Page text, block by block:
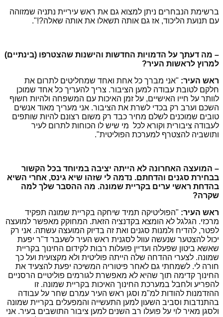
ברשימת הנבחרים ניתן למצוא גם את ראש עיריית נתניה שמזוהה
עם תנועת הליכוד, אז גם אותה תשאלו את אותה שאלה?!".
– מה דעתך על הדמויות החדשות והישנות שהצטרפו (בינתיים)
למרוץ לראשות העיר?
ראש העיר: "אני מברך כל אחת ואחד שמחליטים לתרום את
חלקם לטובת עבודה למען הציבור. צריך להעריך כל אחד שמוכן
לוותר על חייו האישיים, על זמן האיכות עם המשפחה ולהיות חשוף
השכם וערב רק בכדי לשרת את הציבור. אני מעריך מאוד אנשים
טובים שמוכנים לשלם מחיר כבד רק משום רצונם להיות שותפים
לעבודה ציבורית וקורא לכל מי שיש לו הכוחות לתרום לעיר
ותושביה להצטרף למערכת הפוליטית".
– המועצה האחרונה לא הייתה יציבה במיוחד בכל הקשור
בבחירת סגנים והדחתם. נדמה לי שזהו שיא גינס, אחרי השיא
בהדחת ראשי ערים בקריית שמונה. מה ההסבר שלך למה
שקרה?
ראש העיר: "הפוליטיקה תמיד שיחקה בקריית שמונה תפקיד
מרכזי. הגלגל לא הומצא בקדנציה הזאת. המחוקק מאפשר למועצה
לפטר, להדיח ולמנות סגנים ואת זה בדיוק המועצה עשתה. אני רק
יכול להצטער שנעשה עוול לסגנית ראש העיר לשעבר ד"ר יפעת
שאשא ביטון שפעלה ועדיין פועלות רבות לקידום החינוך בקריית
שמונה. לצערי ההדחה שלה הייתה פוליטית ולא מקצועית ועל כך
חורה לי. לשמחתי גם לאחר פיטוריה המשיכה יפעת להצעיד את
החינוך קדימה תוך שהיא לא מאפשרת לגורמים פוליטיים הרסניים
להפריע ולחבל במערכת החינוך האיכות בקריית שמונה. זו
ההזדמנות להודות למ"מ וסגן ראש העיר עמרם שחר על עבודה
בהתנדבות וסביב השעון למען התעשייה והמפעלים בקריית שמונה
ולסגן מאיר לוי על פועלו רב השנים למען ציבור התושבים בעיר. אני